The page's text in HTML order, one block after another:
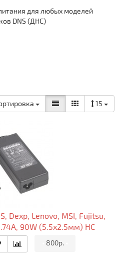
для любых моделей
DNS (ДНС)
15
Dexp, Lenovo, MSI, Fujitsu,
90W (5.5x2.5мм) HC
800р.